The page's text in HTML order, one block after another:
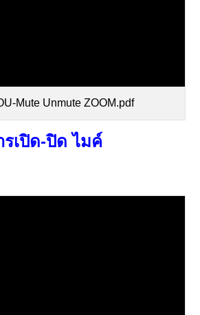
Mute Unmute ZOOM.pdf
รเปิด-ปิด ไมค์